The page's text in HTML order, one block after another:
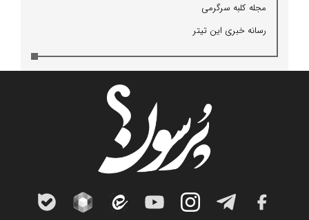
مجله كلبه سرگرمی
رسانه خبری این تیتر